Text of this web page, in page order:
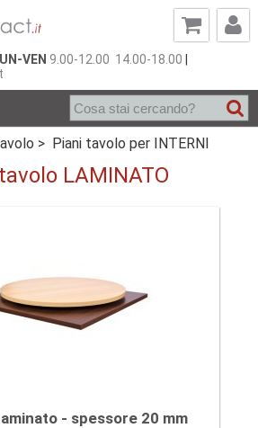
VEN 9.00-12.00 14.00-18.00
> Piani tavolo per INTERNI
LAMINATO
- spessore 20 mm